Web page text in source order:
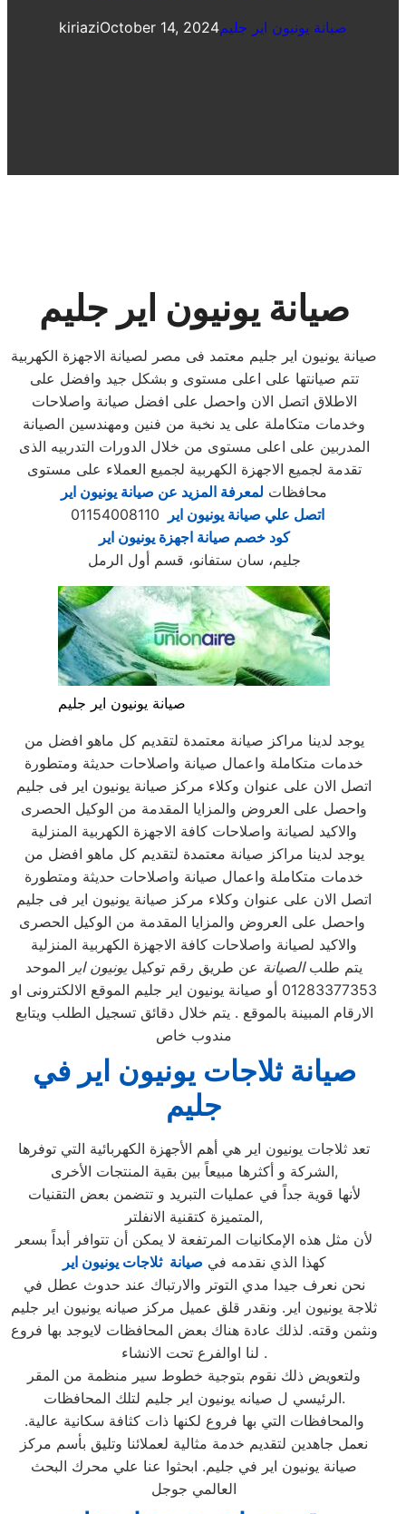
kiriaziOctober 14, 2024صيانة يونيون اير جليم
صيانة يونيون اير جليم
صيانة يونيون اير جليم معتمد فى مصر لصيانة الاجهزة الكهربية
تتم صيانتها على اعلى مستوى و بشكل جيد وافضل على
الاطلاق اتصل الان واحصل على افضل صيانة واصلاحات
وخدمات متكاملة على يد نخبة من فنين ومهندسين الصيانة
المدربين على اعلى مستوى من خلال الدورات التدربيه الذى
تقدمة لجميع الاجهزة الكهربية لجميع العملاء على مستوى
محافظات لمعرفة المزيد عن صيانة يونيون اير
اتصل علي صيانة يونيون اير
كود خصم صيانة اجهزة يونيون اير
جليم، سان ستفانو، قسم أول الرمل
صيانة يونيون اير جليم
يوجد لدينا مراكز صيانة معتمدة لتقديم كل ماهو افضل من
خدمات متكاملة واعمال صيانة واصلاحات حديثة ومتطورة
اتصل الان على عنوان وكلاء مركز صيانة يونيون اير فى جليم
واحصل على العروض والمزايا المقدمة من الوكيل الحصرى
والاكيد لصيانة واصلاحات كافة الاجهزة الكهربية المنزلية
يوجد لدينا مراكز صيانة معتمدة لتقديم كل ماهو افضل من
خدمات متكاملة واعمال صيانة واصلاحات حديثة ومتطورة
اتصل الان على عنوان وكلاء مركز صيانة يونيون اير فى جليم
واحصل على العروض والمزايا المقدمة من الوكيل الحصرى
والاكيد لصيانة واصلاحات كافة الاجهزة الكهربية المنزلية
يتم طلبالصيانة عن طريق رقم توكيل يونيون اير الموحد
01283377353 أو صيانة يونيون اير جليم الموقع الالكترونى او
الارقام المبينة بالموقع . يتم خلال دقائق تسجيل الطلب ويتابع
مندوب خاص
صيانة ثلاجات يونيون اير في
جليم
تعد ثلاجات يونيون اير هي أهم الأجهزة الكهربائية التي توفرها
الشركة و أكثرها مبيعاً بين بقية المنتجات الأخرى,
لأنها قوية جداً في عمليات التبريد و تتضمن بعض التقنيات
المتميزة كتقنية الانفلتر,
لأن مثل هذه الإمكانيات المرتفعة لا يمكن أن تتوافر أبداً بسعر
كهذا الذي نقدمه في صيانة ثلاجات يونيون اير
نحن نعرف جيدا مدي التوتر والارتباك عند حدوث عطل في
ثلاجة يونيون اير. ونقدر قلق عميل مركز صيانه يونيون اير جليم
ونثمن وقته. لذلك عادة هناك بعض المحافظات لايوجد بها فروع
لنا اوالفرع تحت الانشاء .
ولتعويض ذلك نقوم بتوجية خطوط سير منظمة من المقر
الرئيسي ل صيانه يونيون اير جليم لتلك المحافظات.
والمحافظات التي بها فروع لكنها ذات كثافة سكانية عالية.
نعمل جاهدين لتقديم خدمة مثالية لعملائنا وتليق بأسم مركز
صيانة يونيون اير في جليم. ابحثوا عنا علي محرك البحث
العالمي جوجل